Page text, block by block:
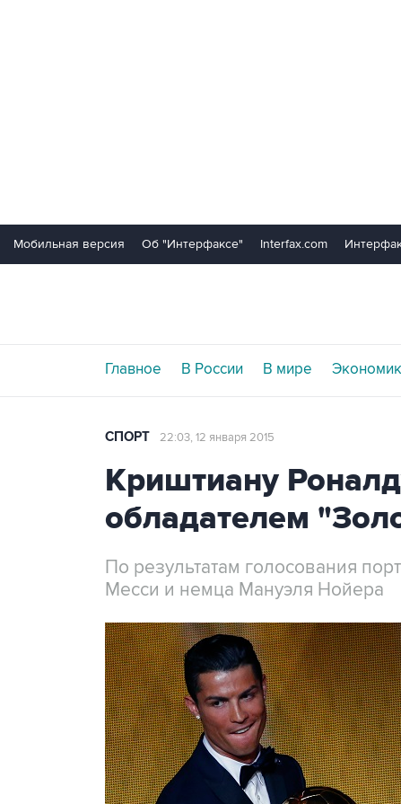
Мобильная версия Об "Интерфаксе" Interfax.com
Главное В России В мире
СПОРТ 22:03, 12 января 2015
Криштиану
обладателем
По результатам голосования
Месси и немца Мануэля Нойера